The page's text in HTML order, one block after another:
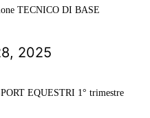
TECNICO DI BASE
2025
EQUESTRI 1° trimestre